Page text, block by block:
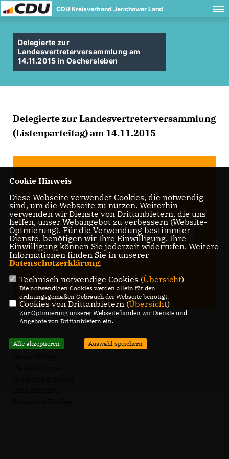
CDU Kreisverband Jerichower Land
Delegierte zur
Landesvertreterversammlung am
14.11.2015 in Oschersleben
Delegierte zur Landesvertreterversammlung
(Listenparteitag) am 14.11.2015
Helga Reichelt
Cookie Hinweis
Diese Webseite verwendet Cookies, die notwendig
sind, um die Webseite zu nutzen. Weiterhin
verwenden wir Dienste von Drittanbietern, die uns
helfen, unser Webangebot zu verbessern (Website-
Optmierung). Für die Verwendung bestimmter
Dienste, benötigen wir Ihre Einwilligung. Ihre
Einwilligung können Sie jederzeit widerrufen. Weitere
Informationen finden Sie in unserer
Datenschutzerklärung.
Technisch notwendige Cookies (Übersicht)
Die notwendigen Cookies werden allein für den
ordnungsgemäßen Gebrauch der Webseite benötigt.
Cookies von Drittanbietern (Übersicht)
Zur Optimierung unserer Webseite binden wir Dienste und
Angebote von Drittanbietern ein.
Alle akzeptieren Auswahl speichern